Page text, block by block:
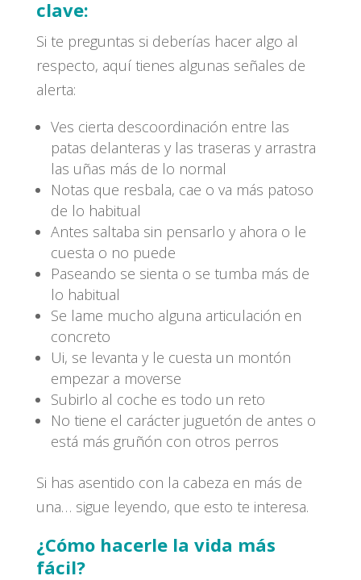
clave:
Si te preguntas si deberías hacer algo al
respecto, aquí tienes algunas señales de
alerta:
Ves cierta descoordinación entre las
patas delanteras y las traseras y arrastra
las uñas más de lo normal
Notas que resbala, cae o va más patoso
de lo habitual
Antes saltaba sin pensarlo y ahora o le
cuesta o no puede
Paseando se sienta o se tumba más de
lo habitual
Se lame mucho alguna articulación en
concreto
Ui, se levanta y le cuesta un montón
empezar a moverse
Subirlo al coche es todo un reto
No tiene el carácter juguetón de antes o
está más gruñón con otros perros
Si has asentido con la cabeza en más de
una… sigue leyendo, que esto te interesa.
¿Cómo hacerle la vida más
fácil?